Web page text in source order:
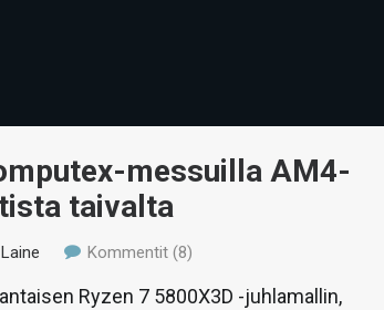
messuilla AM4-
taivalta
Kommentit (8)
Ryzen 7 5800X3D -juhlamallin,